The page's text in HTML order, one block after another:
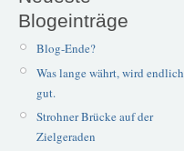
Blogeinträge
Blog-Ende?
Was lange währt, wird endlich
gut.
Strohner Brücke auf der
Zielgeraden